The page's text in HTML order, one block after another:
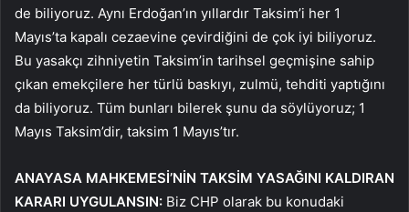
de biliyoruz. Aynı Erdoğan’ın yıllardır Taksim’i her 1
Mayıs’ta kapalı cezaevine çevirdiğini de çok iyi biliyoruz.
Bu yasakçı zihniyetin Taksim’in tarihsel geçmişine sahip
çıkan emekçilere her türlü baskıyı, zulmü, tehditi yaptığını
da biliyoruz. Tüm bunları bilerek şunu da söylüyoruz; 1
Mayıs Taksim’dir, taksim 1 Mayıs’tır.
ANAYASA MAHKEMESİ’NİN TAKSİM YASAĞINI KALDIRAN
KARARI UYGULANSIN: Biz CHP olarak bu konudaki